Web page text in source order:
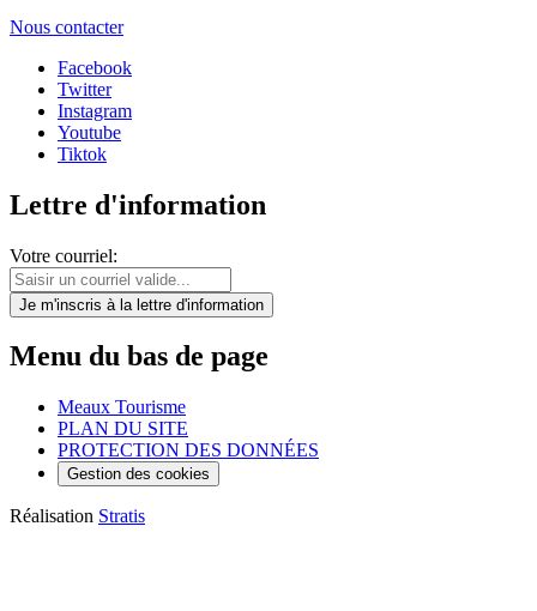
Nous contacter
Facebook
Twitter
Instagram
Youtube
Tiktok
Lettre d'information
Votre courriel:
Je m'inscris à la lettre d'information
Menu du bas de page
Meaux Tourisme
PLAN DU SITE
PROTECTION DES DONNÉES
Gestion des cookies
Réalisation Stratis